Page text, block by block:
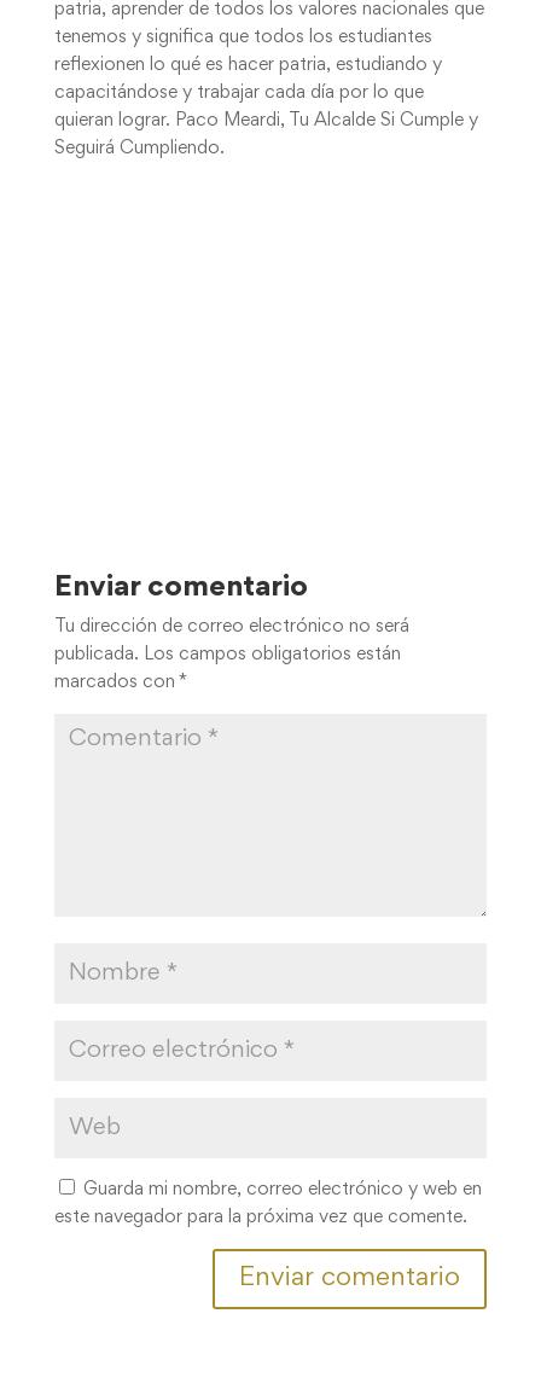
patria, aprender de todos los valores nacionales que
tenemos y significa que todos los estudiantes
reflexionen lo qué es hacer patria, estudiando y
capacitándose y trabajar cada día por lo que
quieran lograr. Paco Meardi, Tu Alcalde Si Cumple y
Seguirá Cumpliendo.
Enviar comentario
Tu dirección de correo electrónico no será
publicada. Los campos obligatorios están
marcados con *
Guarda mi nombre, correo electrónico y web en
este navegador para la próxima vez que comente.